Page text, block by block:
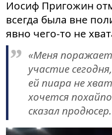
Иосиф Пригожин
всегда была вне
явно чего-то не
«Меня
участие
ей пиара не
хочется
сказал продюсер.